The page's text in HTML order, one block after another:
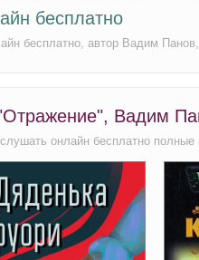
бесплатно
бесплатно, автор Вадим
Вадим
онлайн бесплатно полные